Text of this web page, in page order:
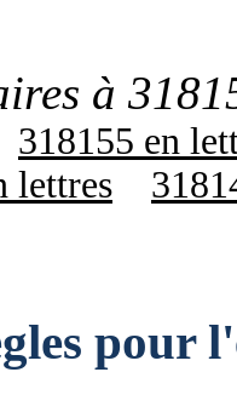
à
318155 en
lettres
pour